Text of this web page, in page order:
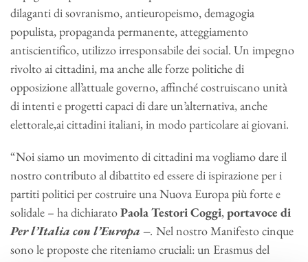
dilaganti di sovranismo, antieuropeismo, demagogia
populista, propaganda permanente, atteggiamento
antiscientifico, utilizzo irresponsabile dei social. Un impegno
rivolto ai cittadini, ma anche alle forze politiche di
opposizione all’attuale governo, affinché costruiscano unità
di intenti e progetti capaci di dare un’alternativa, anche
elettorale,ai cittadini italiani, in modo particolare ai giovani.
“Noi siamo un movimento di cittadini ma vogliamo dare il
nostro contributo al dibattito ed essere di ispirazione per i
partiti politici per costruire una Nuova Europa più forte e
solidale – ha dichiaratoPaola Testori Coggi,portavoce di
Per l’Italia con l’Europa –. Nel nostro Manifesto cinque
sono le proposte che riteniamo cruciali: un Erasmus del